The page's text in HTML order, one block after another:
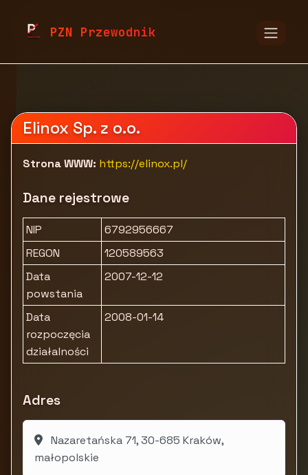
PZN Przewodnik
Budownictwo i nieruchomości
Elinox Sp. z o.o.
Strona WWW: https://elinox.pl/
Dane rejestrowe
NIP
6792956667
REGON
120589563
Data
powstania
2007-12-12
Data
rozpoczęcia
działalności
2008-01-14
Adres
Nazaretańska 71, 30-685 Kraków,
małopolskie